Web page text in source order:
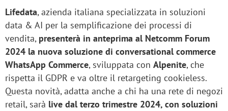
Lifedata, azienda italiana specializzata in soluzioni
data & AI per la semplificazione dei processi di
vendita, presenterà in anteprima al Netcomm Forum
2024 la nuova soluzione di conversational commerce
WhatsApp Commerce, sviluppata con Alpenite, che
rispetta il GDPR e va oltre il retargeting cookieless.
Questa novità, adatta anche a chi ha una rete di negozi
retail, sarà live dal terzo trimestre 2024, con soluzioni